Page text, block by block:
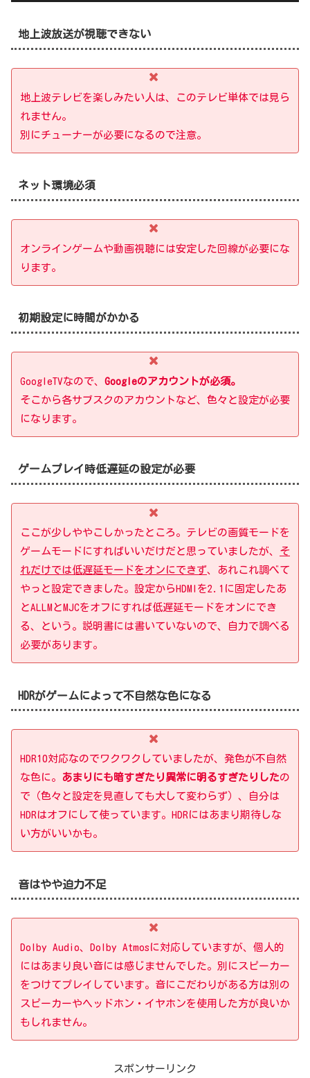
地上波放送が視聴できない
地上波テレビを楽しみたい人は、このテレビ単体では見ら
れません。
別にチューナーが必要になるので注意。
ネット環境必須
オンラインゲームや動画視聴には安定した回線が必要にな
ります。
初期設定に時間がかかる
GoogleTVなので、 Googleのアカウントが必須。
そこから各サブスクのアカウントなど、色々と設定が必要
になります。
ゲームプレイ時低遅延の設定が必要
ここが少しややこしかったところ。テレビの画質モードを
ゲームモードにすればいいだけだと思っていましたが、 そ
れだけでは低遅延モードをオンにできず、あれこれ調べて
やっと設定できました。設定からHDMIを2.1に固定したあ
とALLM とMJCをオフにすれば低遅延モードをオンにでき
る、という。説明書には書いていないので、自力で調べる
必要があります。
HDRがゲームによって不自然な色になる
HDR10対応なのでワクワクしていましたが、発色が不自然
な色に。 あまりにも暗すぎたり異常に明るすぎたりしたの
で （色々と設定を 見直しても大して変わらず） 、自分は
HDRはオフにして使っています。HDRにはあまり期待しな
い方がいいかも。
音はやや迫力不足
Dolby Audio、Dolby Atmosに対応していますが、個人的
にはあまり良い音には感じませんでした。別にスピーカー
をつけてプレイしています。音にこだわりがある方は別の
スピーカーやヘッドホン・イヤホンを使用した方が良いか
もしれません。
スポンサーリンク